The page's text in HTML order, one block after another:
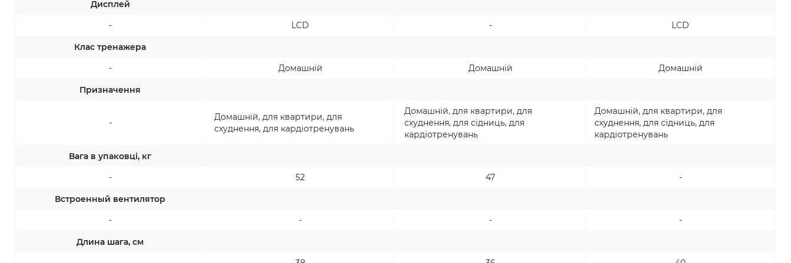
Дисплей
-
Клас тренажера
-
Призначення
-
Вага в упаковці, кг
-
Встроенный вентилятор
-
Длина шага, см
LCD
Домашній
Домашній, для квартири, для
схуднення, для кардіотренувань
52
-
-
Домашній
Домашній, для квартири, для
схуднення, для сідниць, для
кардіотренувань
47
-
LCD
Домашній
Домашній, для квартири, для
схуднення, для сідниць, для
кардіотренувань
-
-